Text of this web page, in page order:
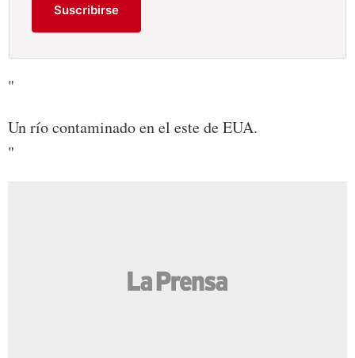
Suscribirse
"
Un río contaminado en el este de EUA.
"